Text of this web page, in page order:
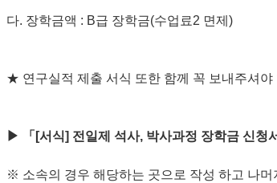
다. 장학금액 : B급 장학금(수업료2 면제)
★ 연구실적 제출 서식 또한 함께 꼭 보내주셔야
▶ 「[서식] 전일제 석사, 박사과정 장학금 신청
※ 소속의 경우 해당하는 곳으로 작성 하고 나머